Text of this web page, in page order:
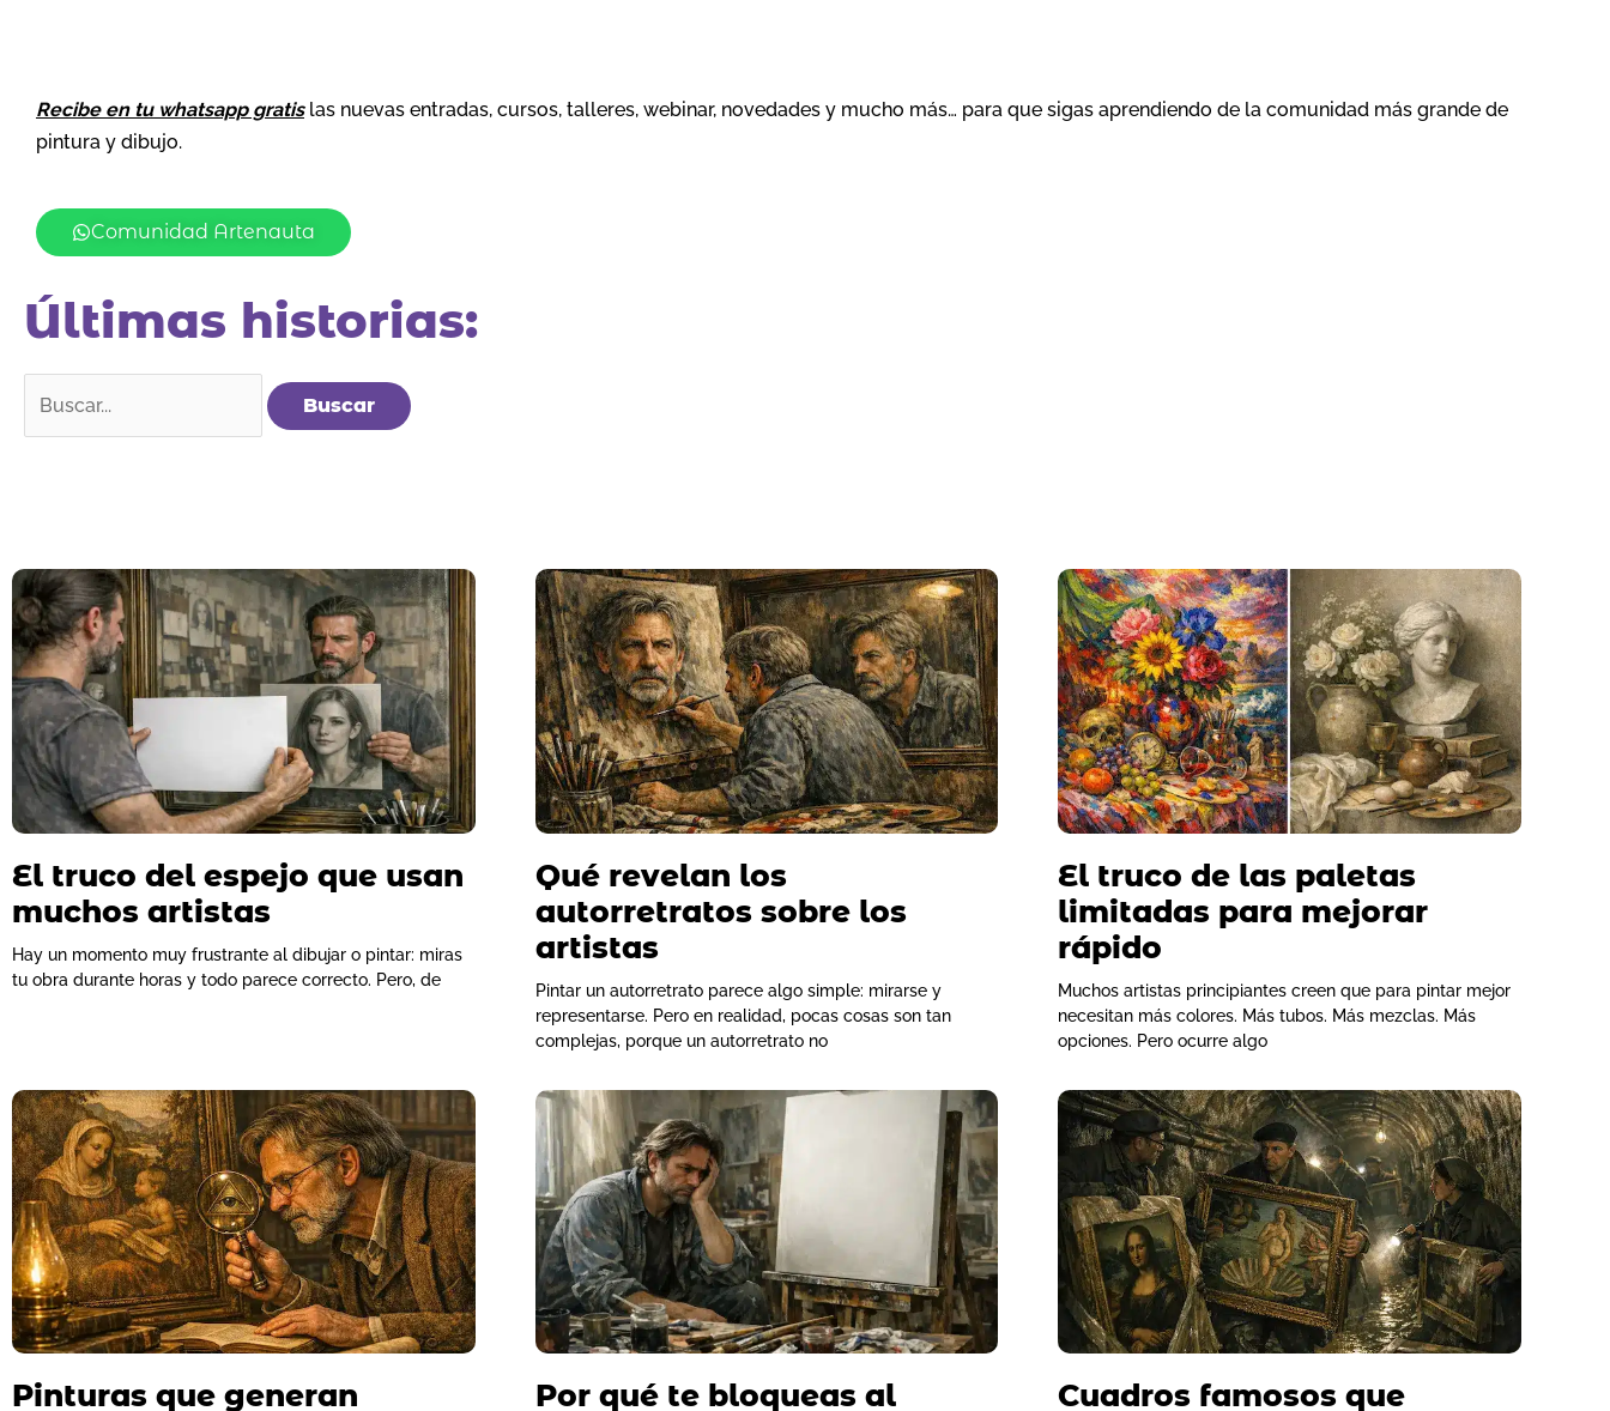
Recibe en tu whatsapp gratislas nuevas entradas, cursos, talleres, webinar, novedades y mucho más… para que sigas aprendiendo de la comunidad más grande de
pintura y dibujo.
Comunidad Artenauta
Últimas historias:
El truco del espejo que usan
muchos artistas
Hay un momento muy frustrante al dibujar o pintar: miras
tu obra durante horas y todo parece correcto. Pero, de
Qué revelan los
autorretratos sobre los
artistas
Pintar un autorretrato parece algo simple: mirarse y
representarse. Pero en realidad, pocas cosas son tan
complejas, porque un autorretrato no
El truco de las paletas
limitadas para mejorar
rápido
Muchos artistas principiantes creen que para pintar mejor
necesitan más colores. Más tubos. Más mezclas. Más
opciones. Pero ocurre algo
Pinturas que generan
Por qué te bloqueas al
Cuadros famosos que